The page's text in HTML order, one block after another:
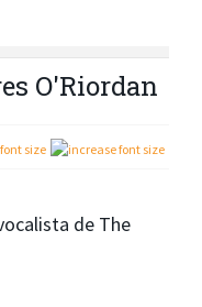
O'Riordan
de The